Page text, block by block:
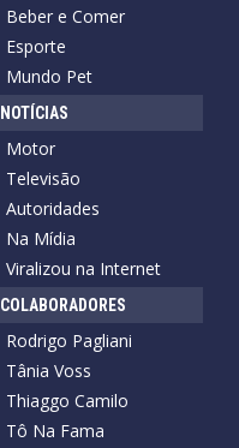
Beber e Comer
Esporte
Mundo Pet
NOTÍCIAS
Motor
Televisão
Autoridades
Na Mídia
Viralizou na Internet
COLABORADORES
Rodrigo Pagliani
Tânia Voss
Thiaggo Camilo
Tô Na Fama